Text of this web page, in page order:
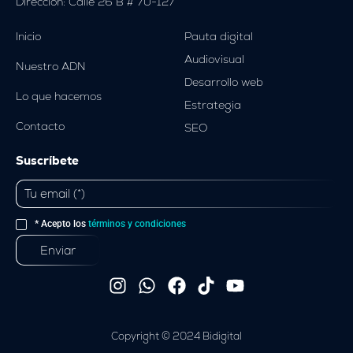
Inicio
Nuestro ADN
Lo que hacemos
Contacto
Pauta digital
Audiovisual
Desarrollo web
Estrategia
SEO
Suscríbete
* Acepto los términos y condiciones
I
n
t
a
W
h
t
s
F
a
e
b
T
i
t
o
Y
o
u
Copyright © 2024 Bidigital